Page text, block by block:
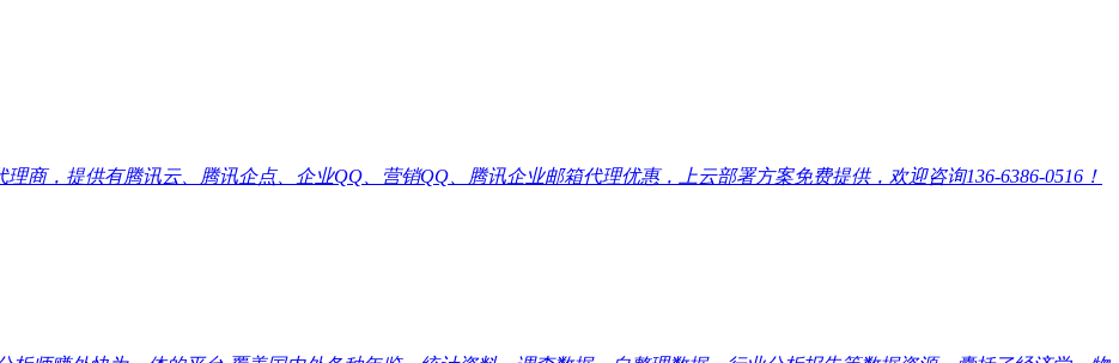
商，提供有腾讯云、腾讯企点、企业QQ、营销QQ、腾讯企业邮箱代理优惠，上云部署方案免费提供，欢迎咨询136-6386-0516！